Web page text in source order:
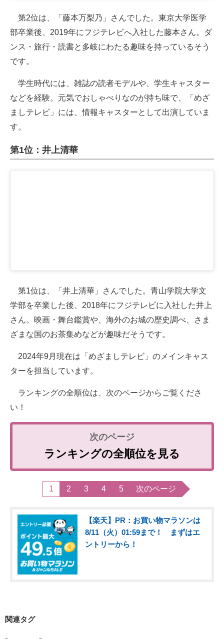
第2位は、「藤本万梨乃」さんでした。東京大学医学
部卒業後、2019年にフジテレビへ入社した藤本さん。ダ
ンス・旅行・読書と多岐にわたる趣味を持っているそう
です。
学生時代には、雑誌の読者モデルや、学生キャスター
などを経験。元気でおしゃべりなのが持ち味で、「めざ
ましテレビ」には、情報キャスターとして出演していま
す。
第1位：井上清華
第1位は、「井上清華」さんでした。青山学院大学文
学部を卒業した後、2018年にフジテレビに入社した井上
さん。映画・舞台鑑賞や、海外のお城の歴史調べ、さま
ざまな国のお茶集めなどが趣味だそうです。
2024年9月現在は「めざましテレビ」のメインキャス
ターを担当しています。
ランキングの全順位は、次のページからご覧くださ
い！
ランキングの全順位を見る
1 2 3 4 5 次のページ
【楽天】PR：お買い物マラソンは
8/11（火）01:59まで！ まずはエ
ントリーから！
関連タグ